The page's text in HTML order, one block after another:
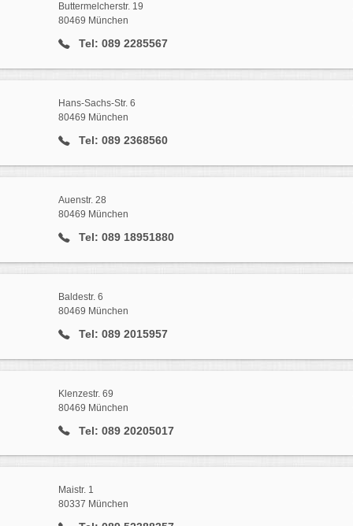
Buttermelcherstr. 19
80469 München
Tel: 089 2285567
Hans-Sachs-Str. 6
80469 München
Tel: 089 2368560
Auenstr. 28
80469 München
Tel: 089 18951880
Baldestr. 6
80469 München
Tel: 089 2015957
Klenzestr. 69
80469 München
Tel: 089 20205017
Maistr. 1
80337 München